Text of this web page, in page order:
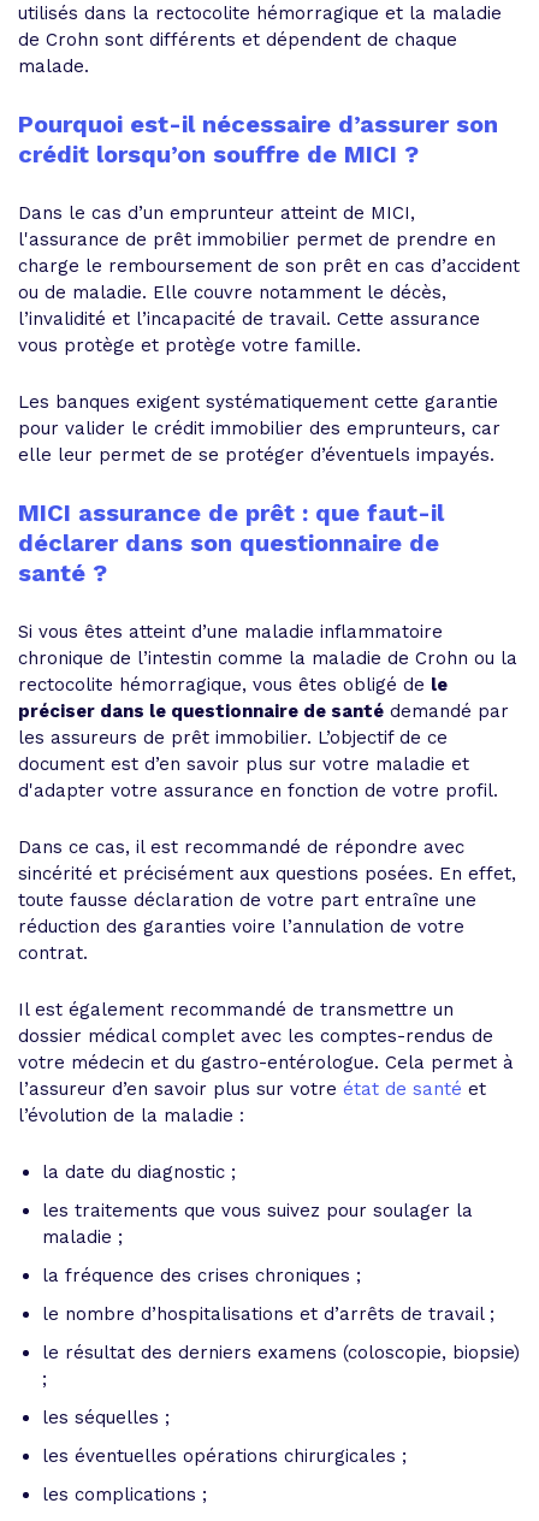
utilisés dans la rectocolite hémorragique et la maladie
de Crohn sont différents et dépendent de chaque
malade.
Pourquoi est-il nécessaire d’assurer son
crédit lorsqu’on souffre de MICI ?
Dans le cas d’un emprunteur atteint de MICI,
l'assurance de prêt immobilier permet de prendre en
charge le remboursement de son prêt en cas d’accident
ou de maladie. Elle couvre notamment le décès,
l’invalidité et l’incapacité de travail. Cette assurance
vous protège et protège votre famille.
Les banques exigent systématiquement cette garantie
pour valider le crédit immobilier des emprunteurs, car
elle leur permet de se protéger d’éventuels impayés.
MICI assurance de prêt : que faut-il
déclarer dans son questionnaire de
santé ?
Si vous êtes atteint d’une maladie inflammatoire
chronique de l’intestin comme la maladie de Crohn ou la
rectocolite hémorragique, vous êtes obligé de le
préciser dans le questionnaire de santé demandé par
les assureurs de prêt immobilier. L’objectif de ce
document est d’en savoir plus sur votre maladie et
d'adapter votre assurance en fonction de votre profil.
Dans ce cas, il est recommandé de répondre avec
sincérité et précisément aux questions posées. En effet,
toute fausse déclaration de votre part entraîne une
réduction des garanties voire l’annulation de votre
contrat.
Il est également recommandé de transmettre un
dossier médical complet avec les comptes-rendus de
votre médecin et du gastro-entérologue. Cela permet à
l’assureur d’en savoir plus sur votre état de santé et
l’évolution de la maladie :
la date du diagnostic ;
les traitements que vous suivez pour soulager la
maladie ;
la fréquence des crises chroniques ;
le nombre d’hospitalisations et d’arrêts de travail ;
le résultat des derniers examens (coloscopie, biopsie)
;
les séquelles ;
les éventuelles opérations chirurgicales ;
les complications ;